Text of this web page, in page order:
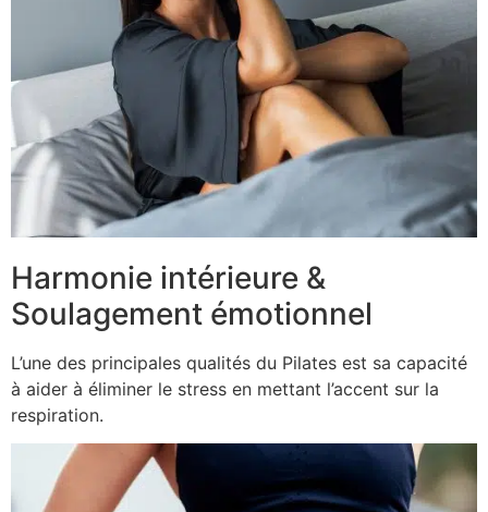
Harmonie intérieure &
Soulagement émotionnel
L’une des principales qualités du Pilates est sa capacité
à aider à éliminer le stress en mettant l’accent sur la
respiration.